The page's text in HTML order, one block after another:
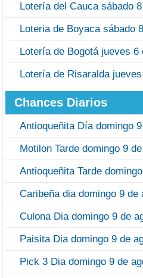
Lotería del Cauca sábado
Loteria de Boyaca sábado
Lotería de Bogotá jueves 6
Lotería de Risaralda
Chances Diarios
Antioqueñita Día domingo
Motilon Tarde domingo 9
Antioqueñita Tarde
Caribeña dia domingo 9 de
Culona Dia domingo 9 de
Paisita Dia domingo 9 de
Pick 3 Dia domingo 9 de